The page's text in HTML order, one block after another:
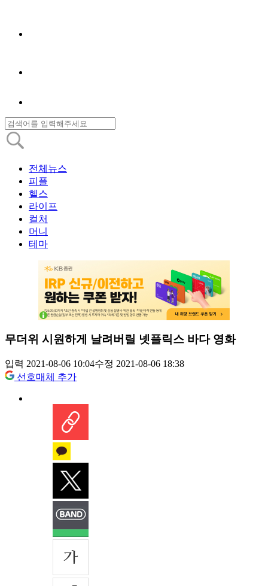
전체뉴스
피플
헬스
라이프
컬처
머니
테마
무더위 시원하게 날려버릴 넷플릭스 바다 영화
입력 2021-08-06 10:04수정 2021-08-06 18:38
선호매체 추가